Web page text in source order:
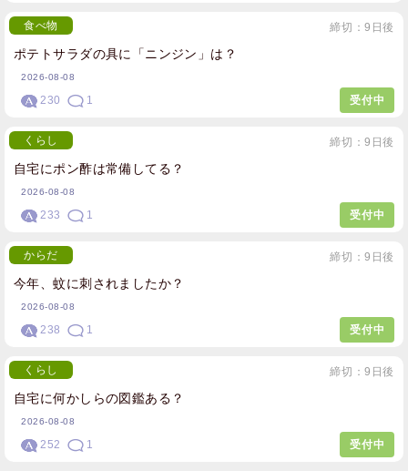
ポテトサラダの具に「ニンジン」は？
締切：9日後
食べ物
2026-08-08
230 1 受付中
自宅にポン酢は常備してる？
締切：9日後
くらし
2026-08-08
233 1 受付中
今年、蚊に刺されましたか？
締切：9日後
からだ
2026-08-08
238 1 受付中
自宅に何かしらの図鑑ある？
締切：9日後
くらし
2026-08-08
252 1 受付中